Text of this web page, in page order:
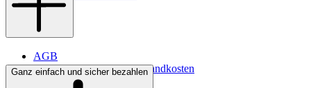
AGB
Lieferbedingungen & Versandkosten
Bezahlung
Ganz einfach und sicher bezahlen